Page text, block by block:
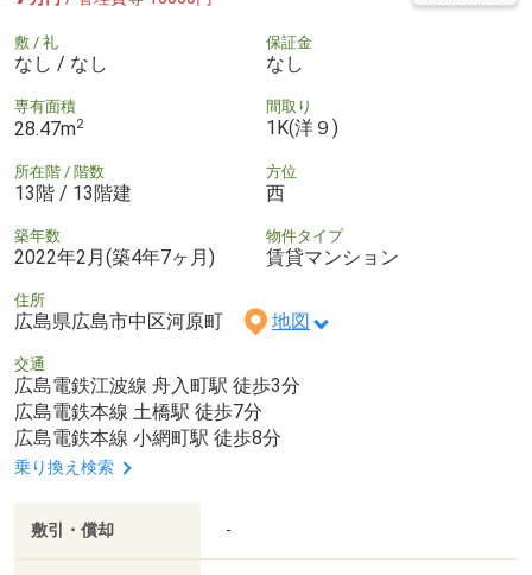
敷 / 礼
なし / なし
保証金
なし
専有面積
28.47m2
間取り
1K(洋９)
所在階 / 階数
13階 / 13階建
方位
西
築年数
2022年2月(築4年7ヶ月)
物件タイプ
賃貸マンション
住所
広島県広島市中区河原町 地図
交通
広島電鉄江波線 舟入町駅 徒歩3分
広島電鉄本線 土橋駅 徒歩7分
広島電鉄本線 小網町駅 徒歩8分
乗り換え検索
敷引・償却 -